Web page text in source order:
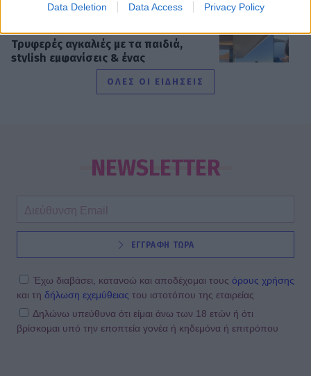
Data Deletion Data Access Privacy Policy
Τρυφερές αγκαλιές με τα παιδιά,
stylish εμφανίσεις & ένας
απολαυστικός Αύγουστος για Νίκα -
Σβιτάιλο – Η ακτινογραφία & το
μήνυμα: «Θα σηκωθώ πιο δυνατός»
SHOWBIZ
Βαρύ πένθος για τη συνεργάτιδα της
μήνυμα της παρουσιάστριας
ΟΛΕΣ ΟΙ ΕΙΔΗΣΕΙΣ
NEWSLETTER
ΕΓΓΡΑΦΗ ΤΩΡΑ
Έχω διαβάσει, κατανοώ και αποδέχομαι τους όρους χρήσης
και τη δήλωση εχεμύθειας του ιστοτόπου της εταιρείας
Δηλώνω υπεύθυνα ότι είμαι άνω των 18 ετών ή ότι
βρίσκομαι υπό την εποπτεία γονέα ή κηδεμόνα ή επιτρόπου